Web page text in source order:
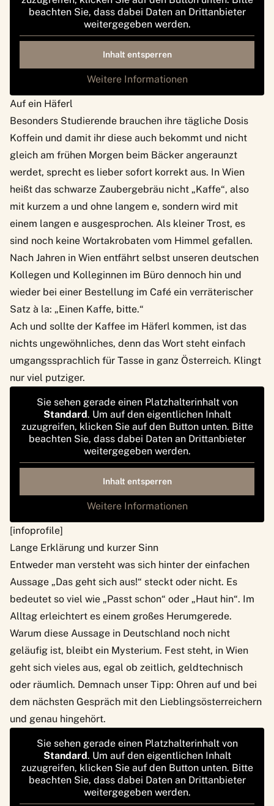
beachten Sie, dass dabei Daten an Drittanbieter
weitergegeben werden.
Inhalt entsperren
Weitere Informationen
Auf ein Häferl
Besonders Studierende brauchen ihre tägliche Dosis
Koffein und damit ihr diese auch bekommt und nicht
gleich am frühen Morgen beim Bäcker angeraunzt
werdet, sprecht es lieber sofort korrekt aus. In Wien
heißt das schwarze Zaubergebräu nicht „Kaffe“, also
mit kurzem a und ohne langem e, sondern wird mit
einem langen e ausgesprochen. Als kleiner Trost, es
sind noch keine Wortakrobaten vom Himmel gefallen.
Nach Jahren in Wien entfährt selbst unseren deutschen
Kollegen und Kolleginnen im Büro dennoch hin und
wieder bei einer Bestellung im Café ein verräterischer
Satz à la: „Einen Kaffe, bitte.“
Ach und sollte der Kaffee im Häferl kommen, ist das
nichts ungewöhnliches, denn das Wort steht einfach
umgangssprachlich für Tasse in ganz Österreich. Klingt
nur viel putziger.
Sie sehen gerade einen Platzhalterinhalt von
Standard. Um auf den eigentlichen Inhalt
zuzugreifen, klicken Sie auf den Button unten. Bitte
beachten Sie, dass dabei Daten an Drittanbieter
weitergegeben werden.
Inhalt entsperren
Weitere Informationen
[infoprofile]
Lange Erklärung und kurzer Sinn
Entweder man versteht was sich hinter der einfachen
Aussage „Das geht sich aus!“ steckt oder nicht. Es
bedeutet so viel wie „Passt schon“ oder „Haut hin“. Im
Alltag erleichtert es einem großes Herumgerede.
Warum diese Aussage in Deutschland noch nicht
geläufig ist, bleibt ein Mysterium. Fest steht, in Wien
geht sich vieles aus, egal ob zeitlich, geldtechnisch
oder räumlich. Demnach unser Tipp: Ohren auf und bei
dem nächsten Gespräch mit den Lieblingsösterreichern
und genau hingehört.
Sie sehen gerade einen Platzhalterinhalt von
Standard. Um auf den eigentlichen Inhalt
zuzugreifen, klicken Sie auf den Button unten. Bitte
beachten Sie, dass dabei Daten an Drittanbieter
weitergegeben werden.